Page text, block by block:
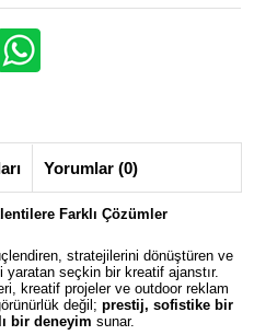
Yorumlar (0)
Farklı Çözümler
stratejilerini dönüştüren ve
yaratan seçkin bir kreatif ajanstır.
kreatif projeler ve outdoor reklam
değil; prestij, sofistike bir
bir deneyim sunar.